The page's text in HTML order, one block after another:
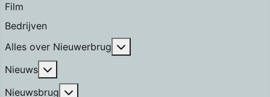
Film
Bedrijven
Alles over Nieuwerbrug
Nieuws
Nieuwsbrug